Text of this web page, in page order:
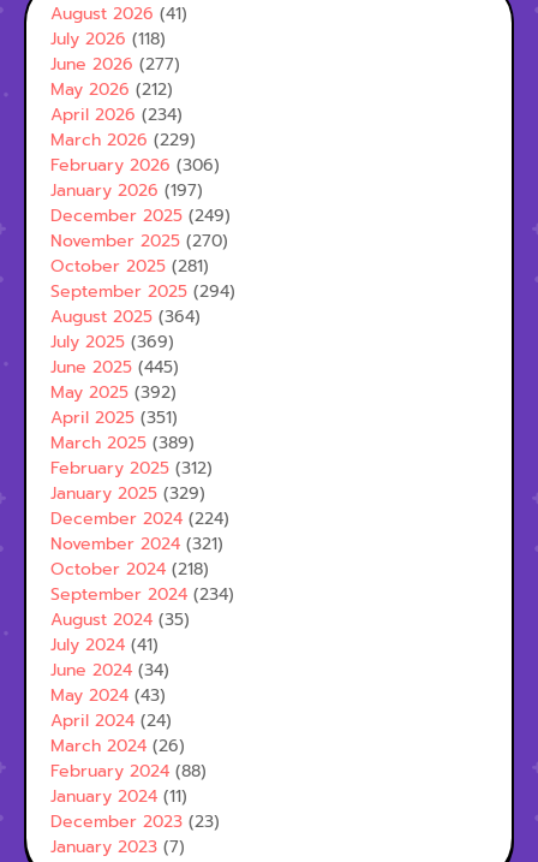
August 2026 (41)
July 2026 (118)
June 2026 (277)
May 2026 (212)
April 2026 (234)
March 2026 (229)
February 2026 (306)
January 2026 (197)
December 2025 (249)
November 2025 (270)
October 2025 (281)
September 2025 (294)
August 2025 (364)
July 2025 (369)
June 2025 (445)
May 2025 (392)
April 2025 (351)
March 2025 (389)
February 2025 (312)
January 2025 (329)
December 2024 (224)
November 2024 (321)
October 2024 (218)
September 2024 (234)
August 2024 (35)
July 2024 (41)
June 2024 (34)
May 2024 (43)
April 2024 (24)
March 2024 (26)
February 2024 (88)
January 2024 (11)
December 2023 (23)
January 2023 (7)